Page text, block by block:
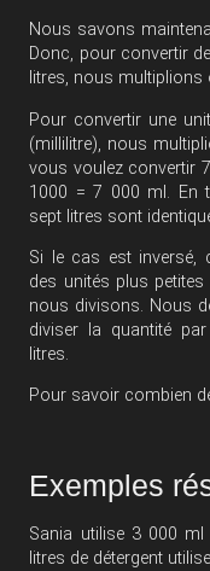
Nous savons
Donc, pour convertir
litres, nous
Pour convertir une
(millilitre), nous
vous voulez convertir
1000 = 7 000 ml. En
sept litres sont
Si le cas est inversé,
des unités plus
nous divisons. Nous
diviser la quantité
litres.
Pour savoir combien
Exemples
Sania utilise 3 000 ml
litres de détergent